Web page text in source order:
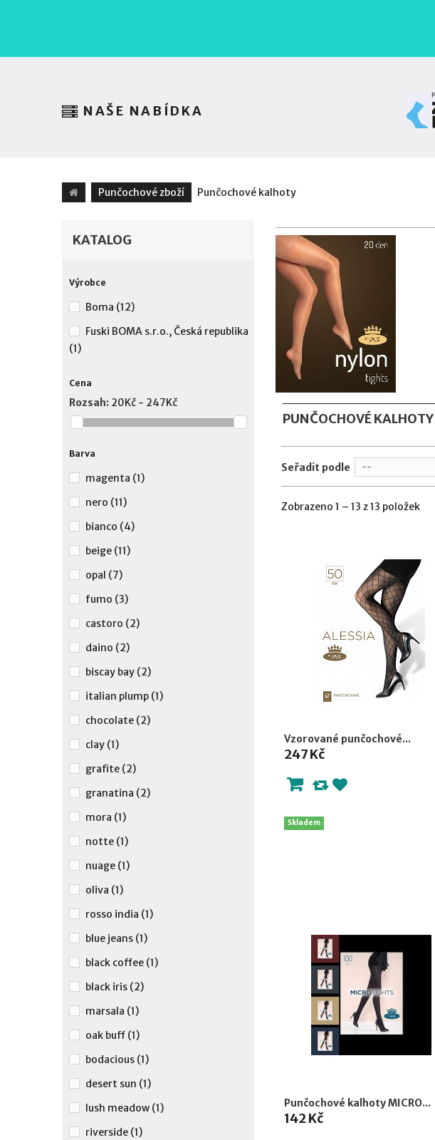
NAŠE NABÍDKA
Punčochové zboží Punčochové kalhoty
PUNČOCHOVÉ KALHOTY
Seřadit podle --
Zobrazeno 1 – 13 z 13 položek
Vzorované punčochové...
247 Kč
Skladem
Punčochové kalhoty MICRO...
142 Kč
KATALOG
Výrobce
Boma (12)
Fuski BOMA s.r.o., Česká republika
(1)
Cena
Rozsah: 20Kč - 247Kč
Barva
magenta (1)
nero (11)
bianco (4)
beige (11)
opal (7)
fumo (3)
castoro (2)
daino (2)
biscay bay (2)
italian plump (1)
chocolate (2)
clay (1)
grafite (2)
granatina (2)
mora (1)
notte (1)
nuage (1)
oliva (1)
rosso india (1)
blue jeans (1)
black coffee (1)
black iris (2)
marsala (1)
oak buff (1)
bodacious (1)
desert sun (1)
lush meadow (1)
riverside (1)